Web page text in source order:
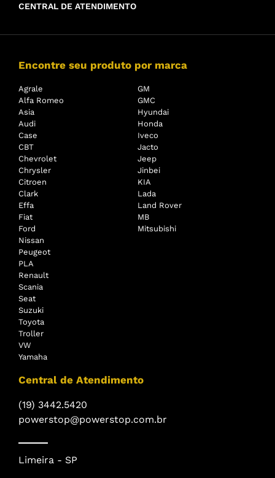
CENTRAL DE ATENDIMENTO
Encontre seu produto por marca
Agrale
Alfa Romeo
Asia
Audi
Case
CBT
Chevrolet
Chrysler
Citroen
Clark
Effa
Fiat
Ford
GM
GMC
Hyundai
Honda
Iveco
Jacto
Jeep
Jinbei
KIA
Lada
Land Rover
MB
Mitsubishi
Nissan
Peugeot
PLA
Renault
Scania
Seat
Suzuki
Toyota
Troller
VW
Yamaha
Central de Atendimento
(19) 3442.5420
powerstop@powerstop.com.br
Limeira - SP